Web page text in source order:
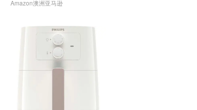
Amazon澳洲亚马逊